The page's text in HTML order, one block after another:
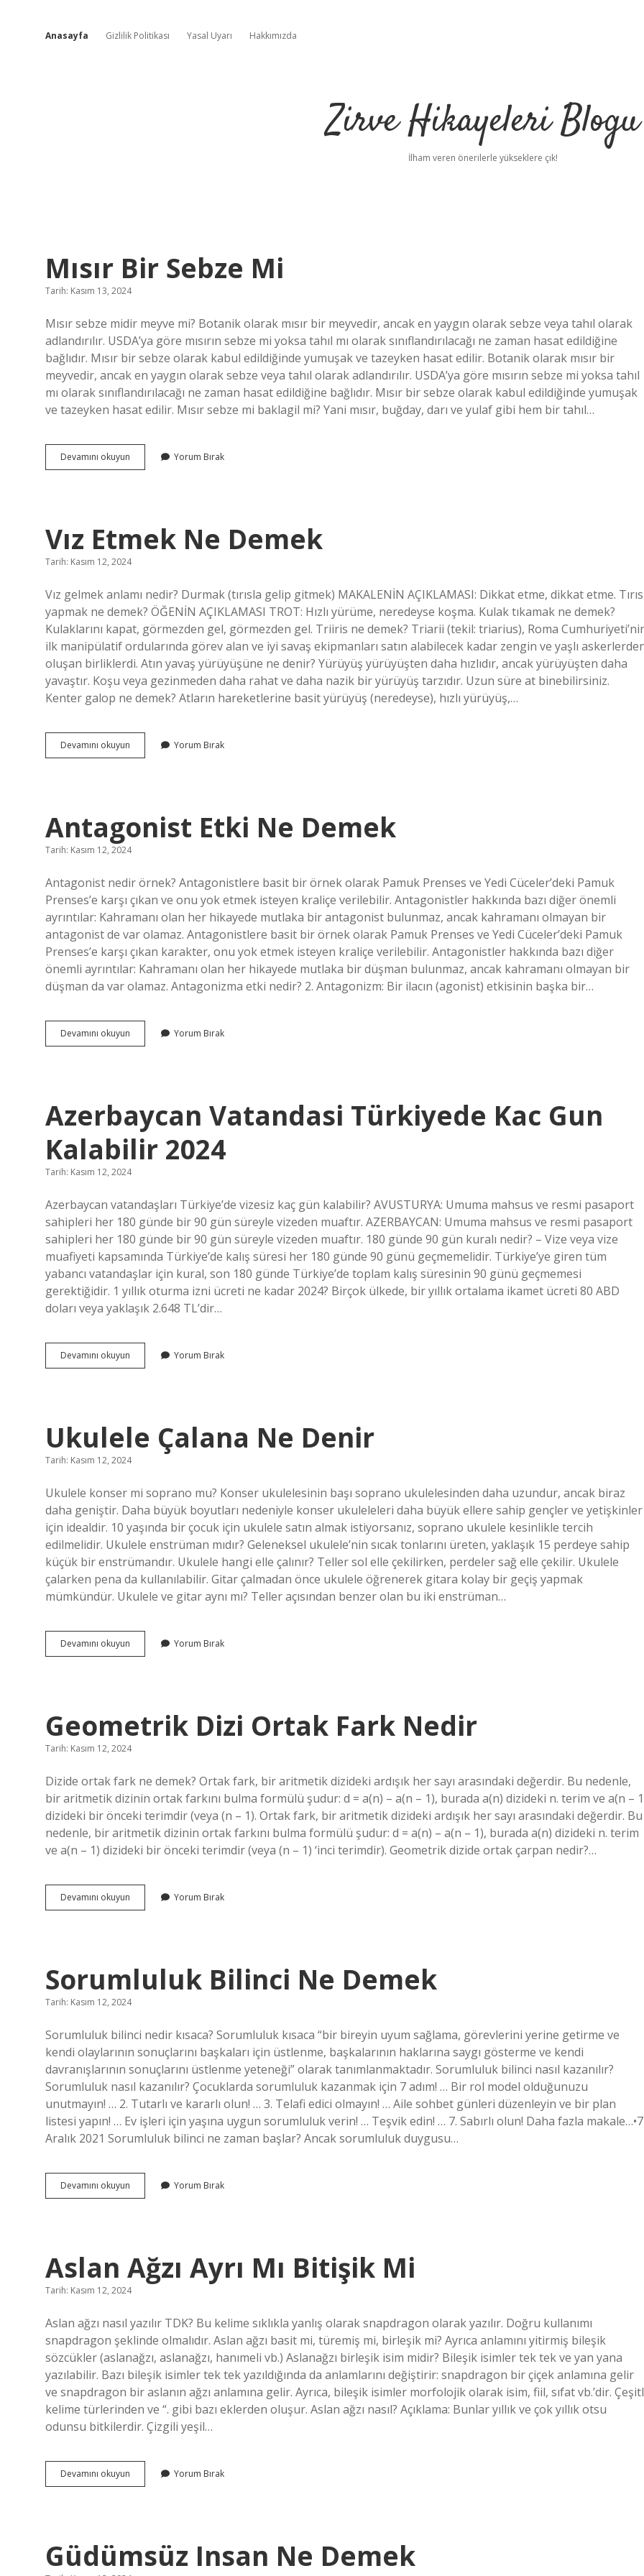
Anasayfa Gizlilik Politikası Yasal Uyarı Hakkımızda
Zirve Hikayeleri Blogu
İlham veren önerilerle yükseklere çık!
Zirve
Hikayeleri
Blogu
Yazılar
Mısır Bir Sebze Mi
Tarih: Kasım 13, 2024
Mısır sebze midir meyve mi? Botanik olarak mısır bir meyvedir, ancak en yaygın olarak sebze veya tahıl olarak
adlandırılır. USDA’ya göre mısırın sebze mi yoksa tahıl mı olarak sınıflandırılacağı ne zaman hasat edildiğine
bağlıdır. Mısır bir sebze olarak kabul edildiğinde yumuşak ve tazeyken hasat edilir. Botanik olarak mısır bir
meyvedir, ancak en yaygın olarak sebze veya tahıl olarak adlandırılır. USDA’ya göre mısırın sebze mi yoksa tahıl
mı olarak sınıflandırılacağı ne zaman hasat edildiğine bağlıdır. Mısır bir sebze olarak kabul edildiğinde yumuşak
ve tazeyken hasat edilir. Mısır sebze mi baklagil mi? Yani mısır, buğday, darı ve yulaf gibi hem bir tahıl…
Devamını okuyun
Bir
Yorum Bırak
Vız Etmek Ne Demek
Tarih: Kasım 12, 2024
Vız gelmek anlamı nedir? Durmak (tırısla gelip gitmek) MAKALENİN AÇIKLAMASI: Dikkat etme, dikkat etme. Tırıs
yapmak ne demek? ÖĞENİN AÇIKLAMASI TROT: Hızlı yürüme, neredeyse koşma. Kulak tıkamak ne demek?
Kulaklarını kapat, görmezden gel, görmezden gel. Triiris ne demek? Triarii (tekil: triarius), Roma
ilk manipülatif ordularında görev alan ve iyi savaş ekipmanları satın alabilecek kadar zengin ve yaşlı
oluşan birliklerdi. Atın yavaş yürüyüşüne ne denir? Yürüyüş yürüyüşten daha hızlıdır, ancak yürüyüşten daha
yavaştır. Koşu veya gezinmeden daha rahat ve daha nazik bir yürüyüş tarzıdır. Uzun süre at binebilirsiniz.
Kenter galop ne demek? Atların hareketlerine basit yürüyüş (neredeyse), hızlı yürüyüş,…
Devamını okuyun
Etmek
Yorum Bırak
Antagonist Etki Ne Demek
Tarih: Kasım 12, 2024
Antagonist nedir örnek? Antagonistlere basit bir örnek olarak Pamuk Prenses ve Yedi Cüceler’deki Pamuk
Prenses’e karşı çıkan ve onu yok etmek isteyen kraliçe verilebilir. Antagonistler hakkında bazı diğer önemli
ayrıntılar: Kahramanı olan her hikayede mutlaka bir antagonist bulunmaz, ancak kahramanı olmayan bir
antagonist de var olamaz. Antagonistlere basit bir örnek olarak Pamuk Prenses ve Yedi Cüceler’deki Pamuk
Prenses’e karşı çıkan karakter, onu yok etmek isteyen kraliçe verilebilir. Antagonistler hakkında bazı diğer
önemli ayrıntılar: Kahramanı olan her hikayede mutlaka bir düşman bulunmaz, ancak kahramanı olmayan bir
düşman da var olamaz. Antagonizma etki nedir? 2. Antagonizm: Bir ilacın (agonist) etkisinin başka bir…
Devamını okuyun Antagonist
Etki
Yorum Bırak
Azerbaycan Vatandasi Türkiyede Kac Gun
Kalabilir 2024
Tarih: Kasım 12, 2024
Azerbaycan vatandaşları Türkiye’de vizesiz kaç gün kalabilir? AVUSTURYA: Umuma mahsus ve resmi pasaport
sahipleri her 180 günde bir 90 gün süreyle vizeden muaftır. AZERBAYCAN: Umuma mahsus ve resmi pasaport
sahipleri her 180 günde bir 90 gün süreyle vizeden muaftır. 180 günde 90 gün kuralı nedir? – Vize veya vize
muafiyeti kapsamında Türkiye’de kalış süresi her 180 günde 90 günü geçmemelidir. Türkiye’ye giren tüm
yabancı vatandaşlar için kural, son 180 günde Türkiye’de toplam kalış süresinin 90 günü geçmemesi
gerektiğidir. 1 yıllık oturma izni ücreti ne kadar 2024? Birçok ülkede, bir yıllık ortalama ikamet ücreti 80 ABD
doları veya yaklaşık 2.648 TL’dir…
Devamını okuyun Azerbaycan
Vatandasi
2024
Yorum Bırak
Ukulele Çalana Ne Denir
Tarih: Kasım 12, 2024
Ukulele konser mi soprano mu? Konser ukulelesinin başı soprano ukulelesinden daha uzundur, ancak biraz
daha geniştir. Daha büyük boyutları nedeniyle konser ukuleleleri daha büyük ellere sahip gençler ve yetişkinler
için idealdir. 10 yaşında bir çocuk için ukulele satın almak istiyorsanız, soprano ukulele kesinlikle tercih
edilmelidir. Ukulele enstrüman mıdır? Geleneksel ukulele’nin sıcak tonlarını üreten, yaklaşık 15 perdeye sahip
küçük bir enstrümandır. Ukulele hangi elle çalınır? Teller sol elle çekilirken, perdeler sağ elle çekilir. Ukulele
çalarken pena da kullanılabilir. Gitar çalmadan önce ukulele öğrenerek gitara kolay bir geçiş yapmak
mümkündür. Ukulele ve gitar aynı mı? Teller açısından benzer olan bu iki enstrüman…
Devamını okuyun
Çalana
Yorum Bırak
Geometrik Dizi Ortak Fark Nedir
Tarih: Kasım 12, 2024
Dizide ortak fark ne demek? Ortak fark, bir aritmetik dizideki ardışık her sayı arasındaki değerdir. Bu nedenle,
bir aritmetik dizinin ortak farkını bulma formülü şudur: d = a(n) – a(n – 1), burada a(n) dizideki n. terim ve a(n –
dizideki bir önceki terimdir (veya (n – 1). Ortak fark, bir aritmetik dizideki ardışık her sayı arasındaki değerdir. Bu
nedenle, bir aritmetik dizinin ortak farkını bulma formülü şudur: d = a(n) – a(n – 1), burada a(n) dizideki n. terim
ve a(n – 1) dizideki bir önceki terimdir (veya (n – 1) ‘inci terimdir). Geometrik dizide ortak çarpan nedir?…
Devamını okuyun Geometrik
Dizi
Yorum Bırak
Sorumluluk Bilinci Ne Demek
Tarih: Kasım 12, 2024
Sorumluluk bilinci nedir kısaca? Sorumluluk kısaca “bir bireyin uyum sağlama, görevlerini yerine getirme ve
kendi olaylarının sonuçlarını başkaları için üstlenme, başkalarının haklarına saygı gösterme ve kendi
davranışlarının sonuçlarını üstlenme yeteneği” olarak tanımlanmaktadır. Sorumluluk bilinci nasıl kazanılır?
Sorumluluk nasıl kazanılır? Çocuklarda sorumluluk kazanmak için 7 adım! … Bir rol model olduğunuzu
unutmayın! … 2. Tutarlı ve kararlı olun! … 3. Telafi edici olmayın! … Aile sohbet günleri düzenleyin ve bir plan
listesi yapın! … Ev işleri için yaşına uygun sorumluluk verin! … Teşvik edin! … 7. Sabırlı olun! Daha fazla makale…•7
Aralık 2021 Sorumluluk bilinci ne zaman başlar? Ancak sorumluluk duygusu…
Devamını okuyun Sorumluluk
Bilinci
Yorum Bırak
Aslan Ağzı Ayrı Mı Bitişik Mi
Tarih: Kasım 12, 2024
Aslan ağzı nasıl yazılır TDK? Bu kelime sıklıkla yanlış olarak snapdragon olarak yazılır. Doğru kullanımı
snapdragon şeklinde olmalıdır. Aslan ağzı basit mi, türemiş mi, birleşik mi? Ayrıca anlamını yitirmiş bileşik
sözcükler (aslanağzı, aslanağzı, hanımeli vb.) Aslanağzı birleşik isim midir? Bileşik isimler tek tek ve yan yana
yazılabilir. Bazı bileşik isimler tek tek yazıldığında da anlamlarını değiştirir: snapdragon bir çiçek anlamına gelir
ve snapdragon bir aslanın ağzı anlamına gelir. Ayrıca, bileşik isimler morfolojik olarak isim, fiil, sıfat vb.’dir.
kelime türlerinden ve “. gibi bazı eklerden oluşur. Aslan ağzı nasıl? Açıklama: Bunlar yıllık ve çok yıllık otsu
odunsu bitkilerdir. Çizgili yeşil…
Devamını okuyun
Ağzı
Yorum Bırak
Güdümsüz Insan Ne Demek